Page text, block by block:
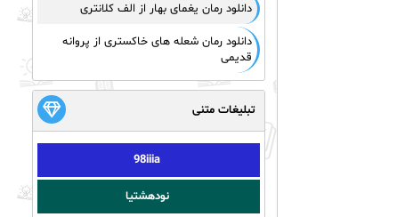
دانلود رمان یغمای بهار از الف کلانتری
دانلود رمان شعله های خاکستری از پروانه
قدیمی
تبلیغات متنی
98iiia
نودهشتیا